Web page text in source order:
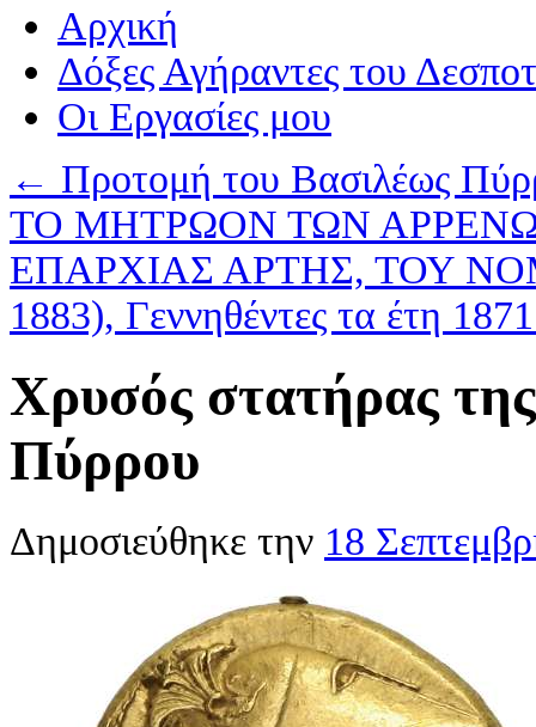
Αρχική
Δόξες Αγήραντες του
Οι Eργασίες μου
← Προτομή του Βασιλέως
ΤΟ ΜΗΤΡΩΟΝ ΤΩΝ
ΕΠΑΡΧΙΑΣ ΑΡΤΗΣ, ΤΟΥ
1883), Γεννηθέντες τα έτη
Χρυσός στατήρας
Πύρρου
Δημοσιεύθηκε την 18